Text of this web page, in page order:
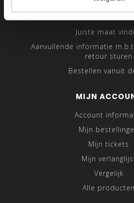
Traveling Tailor
Juiste maat
Aanvullende informatie
retour sturen
Bestellen vanuit
MIJN
Account
Mijn
Mijn tickets
Mijn
Vergelijk
Alle producten